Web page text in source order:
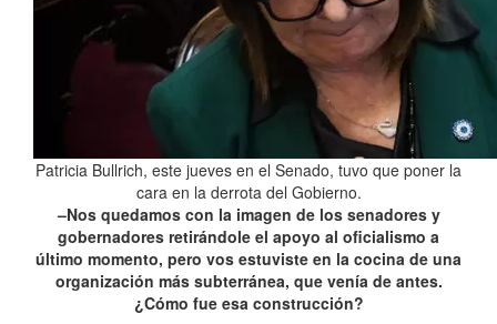
Patricia Bullrich, este jueves en el Senado, tuvo que poner la
cara en la derrota del Gobierno.
–Nos quedamos con la imagen de los senadores y
gobernadores retirándole el apoyo al oficialismo a
último momento, pero vos estuviste en la cocina de una
organización más subterránea, que venía de antes.
¿Cómo fue esa construcción?